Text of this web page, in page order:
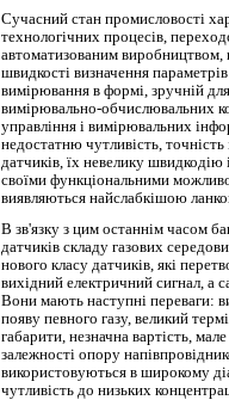
Сучасний стан промисловості
технологічних процесів,
автоматизованим виробництвом,
швидкості визначення
вимірювання в формі, зручній
вимірювально-обчислювальних
управління і вимірювальних
недостатню чутливість,
датчиків, їх невелику швидкодію
своїми функціональними
виявляються найслабкішою
В зв'язку з цим останнім часом
датчиків складу газових
нового класу датчиків, які
вихідний електричний сигнал, а
Вони мають наступні переваги:
появу певного газу, великий
габарити, незначна вартість,
залежності опору
використовуються в широкому
чутливість до низьких